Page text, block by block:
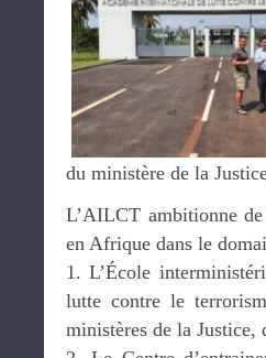
du ministère de la
L’AILCT ambitionne
en Afrique dans le
1. L’École
lutte contre le
ministères de la Justice,